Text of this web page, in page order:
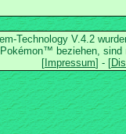
Technology V.4.2
beziehen, sind